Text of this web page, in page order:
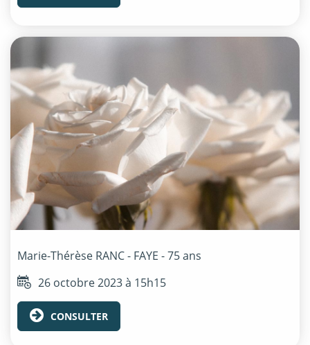
Marie-Thérèse RANC - FAYE - 75 ans
26 octobre 2023 à 15h15
CONSULTER